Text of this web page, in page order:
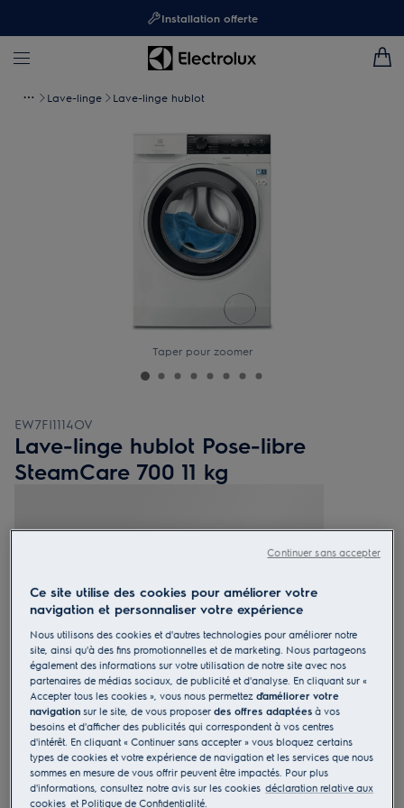
Installation offerte
Lave-linge Lave-linge hublot
Taper pour zoomer
EW7FI1114OV
Lave-linge hublot Pose-libre
SteamCare 700 11 kg
Fiche d’information sur le produit
Bénéfices
Le lave-linge SteamCare 700 rafraîchit vos vêtements sans avoir à
effectuer un cycle de lavage complet.
Rafraîchissez vos vêtements avec le programme Vapeur
UniversalDose® - pour tous types de détergent, y compris les Pods®
Ce site utilise des cookies pour améliorer votre
navigation et personnaliser votre expérience
Nous utilisons des cookies et d'autres technologies pour améliorer notre
site, ainsi qu'à des fins promotionnelles et de marketing. Nous partageons
également des informations sur votre utilisation de notre site avec nos
partenaires de médias sociaux, de publicité et d'analyse. En cliquant sur «
Accepter tous les cookies », vous nous permettezd'améliorer votre
navigation sur le site, de vous proposerdes offres adaptées à vos
besoins et d'afficher des publicités qui correspondent à vos centres
d'intérêt. En cliquant « Continuer sans accepter » vous bloquez certains
types de cookies et votre expérience de navigation et les services que nous
sommes en mesure de vous offrir peuvent être impactés. Pour plus
d'informations, consultez notre avis sur les cookies déclaration relative aux
cookies et Politique de Confidentialité.
Continuer sans accepter